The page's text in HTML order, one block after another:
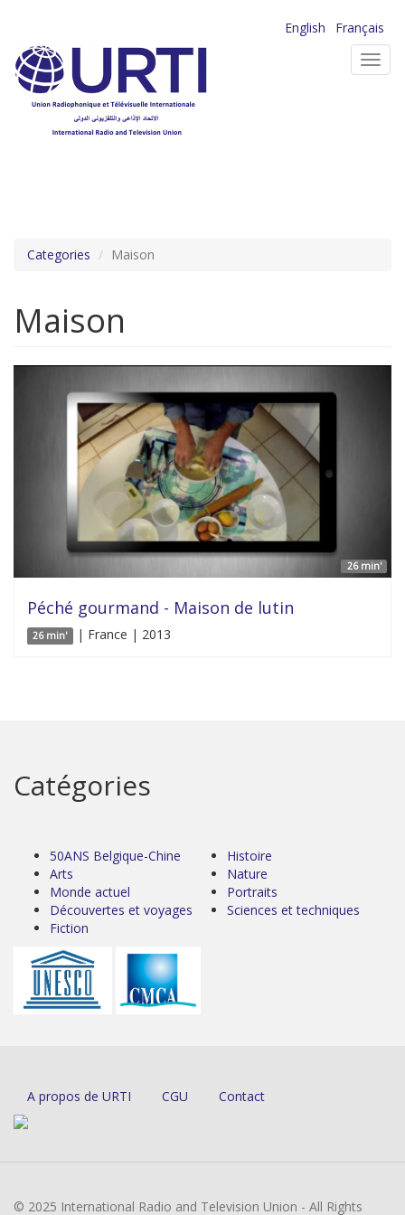
contenu
principal
English
Français
Categories Maison
Maison
26 min'
Péché gourmand - Maison de lutin
26 min' | France | 2013
Catégories
50ANS Belgique-Chine
Arts
Monde actuel
Découvertes et voyages
Fiction
Histoire
Nature
Portraits
Sciences et techniques
A propos de URTI CGU Contact
© 2025 International Radio and Television Union - All Rights